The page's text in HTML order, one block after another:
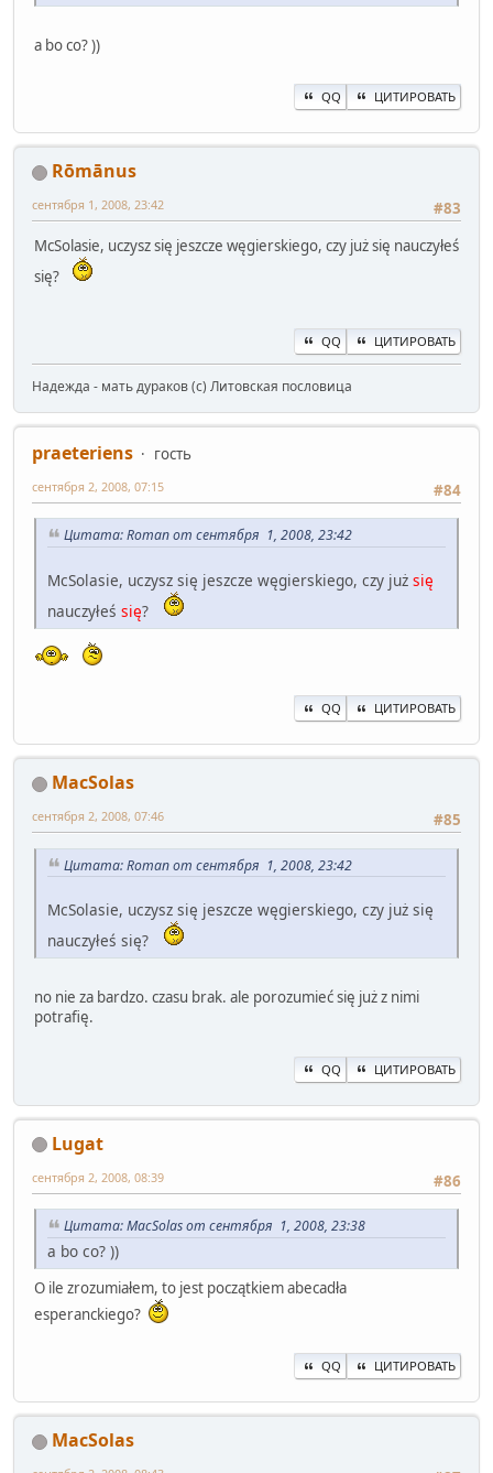
a bo co? ))
QQ ЦИТИРОВАТЬ
Rōmānus
#83
сентября 1, 2008, 23:42
McSolasie, uczysz się jeszcze węgierskiego, czy już się nauczyłeś
się?
QQ ЦИТИРОВАТЬ
Надежда - мать дураков (с) Литовская пословица
praeteriens
гость
#84
сентября 2, 2008, 07:15
Цитата: Roman от сентября 1, 2008, 23:42
McSolasie, uczysz się jeszcze węgierskiego, czy już się
nauczyłeś się?
QQ ЦИТИРОВАТЬ
MacSolas
#85
сентября 2, 2008, 07:46
Цитата: Roman от сентября 1, 2008, 23:42
McSolasie, uczysz się jeszcze węgierskiego, czy już się
nauczyłeś się?
no nie za bardzo. czasu brak. ale porozumieć się już z nimi
potrafię.
QQ ЦИТИРОВАТЬ
Lugat
#86
сентября 2, 2008, 08:39
Цитата: MacSolas от сентября 1, 2008, 23:38
a bo co? ))
O ile zrozumiałem, to jest początkiem abecadła
esperanckiego?
QQ ЦИТИРОВАТЬ
MacSolas